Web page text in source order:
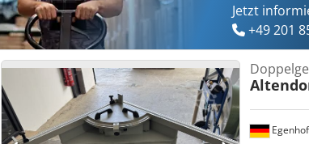
Jetzt
+49 201